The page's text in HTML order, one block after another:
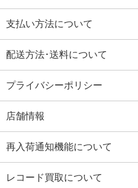
支払い方法について
配送方法･送料について
プライバシーポリシー
店舗情報
再入荷通知機能について
レコード買取について